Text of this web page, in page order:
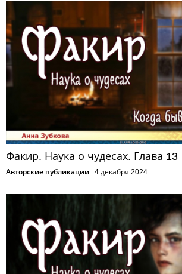
Факир. Наука о чудесах. Глава 13
Авторские публикации 4 декабря 2024